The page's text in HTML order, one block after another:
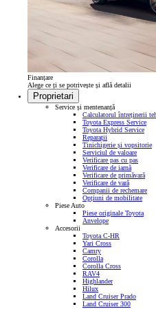
Finanțare
Alege ce ți se potrivește și află detalii
Proprietari
Service și mentenanță
Calculatorul întreținerii
Toyota Express Service
Toyota Hybrid Service
Reparații
Tinichigerie și vopsitorie
Serviciul de valoare
Verificare pas cu pas
Verificare de iarnă
Verificare de primăvară
Verificare de vară
Companii de rechemare
Opțiuni de mobilitate
Piese Auto
Piese originale Toyota
Anvelope
Accesorii
Toyota C-HR
Yari Cross
Camry
Corolla
Corolla Cross
RAV4
Highlander
Hilux
Land Cruiser Prado
Land Cruiser 300